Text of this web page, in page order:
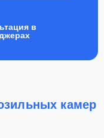
в
камер